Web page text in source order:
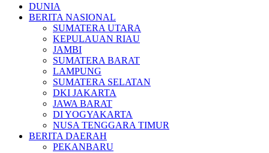
DUNIA
BERITA NASIONAL
SUMATERA UTARA
KEPULAUAN RIAU
JAMBI
SUMATERA BARAT
LAMPUNG
SUMATERA SELATAN
DKI JAKARTA
JAWA BARAT
DI YOGYAKARTA
NUSA TENGGARA TIMUR
BERITA DAERAH
PEKANBARU